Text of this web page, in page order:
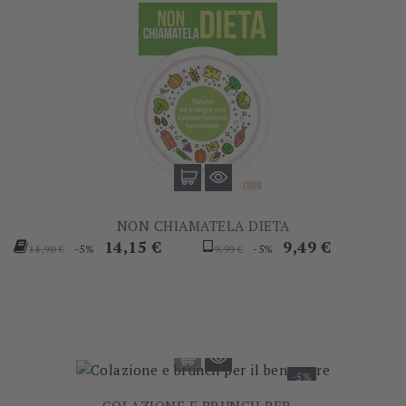
NON CHIAMATELA DIETA
Prezzo
14,90 € -5% Prezzo
14,15 €
Prezzo
9,99 € -5% Prezzo
9,49 €
-5%